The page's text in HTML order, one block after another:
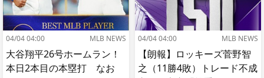
04/04 04:00 MLB NEWS
大谷翔平26号ホームラン！
本日2本目の本塁打 なお
04/04 04:00 MLB NEWS
【朗報】ロッキーズ菅野智
之（11勝4敗）トレード不成